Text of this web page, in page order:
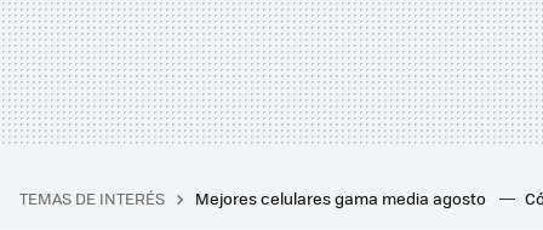
TEMAS DE INTERÉS Mejores celulares gama media agosto